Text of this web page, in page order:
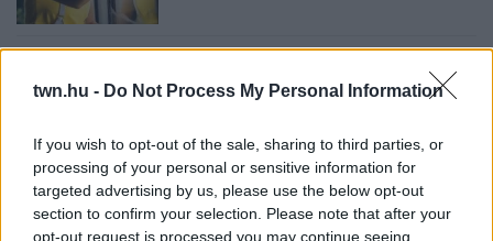
twn.hu - Do Not Process My Personal Information
If you wish to opt-out of the sale, sharing to third parties, or
processing of your personal or sensitive information for
targeted advertising by us, please use the below opt-out
section to confirm your selection. Please note that after your
opt-out request is processed you may continue seeing
08. 04.
NEM ECETTEL ÉS NEM
SZÓDABIKARBÓNÁVAL: EZZEL LESZ
ÚJRA CSILLOGÓ A VÍZKÖVES CSAP
08. 03.
HA MINDIG EZT A MONDATOT HASZNÁLOD, AZ
RENDKÍVÜL MAGAS ÉRZELMI INTELLIGENCIÁRA UTALHAT